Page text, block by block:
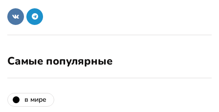
Самые популярные
в мире